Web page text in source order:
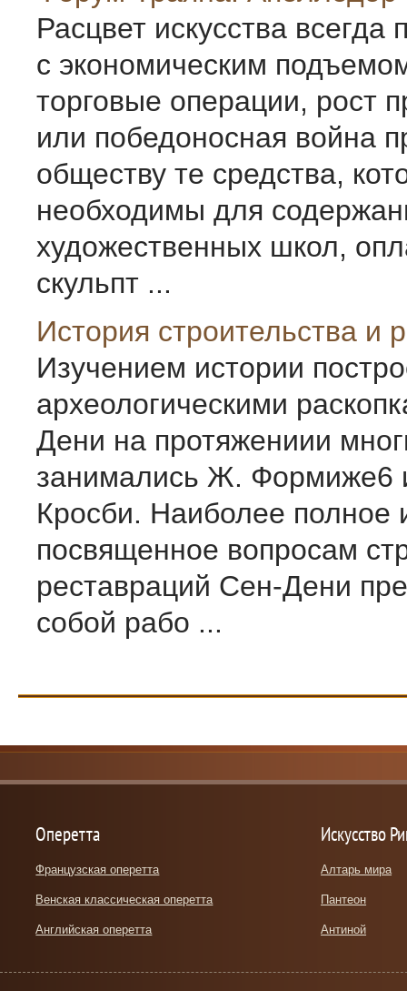
Расцвет искусства всегда
с экономическим
торговые операции, рост
или победоносная война
обществу те средства,
необходимы для
художественных школ,
скульпт ...
История строительства и
Изучением истории
археологическими
Дени на протяжениии
занимались Ж.
Кросби. Наиболее полное
посвященное вопросам
реставраций Сен-Дени
собой рабо ...
Оперетта
Французская оперетта
Венская классическая оперетта
Английская оперетта
Искусство
Алтарь мира
Пантеон
Антиной